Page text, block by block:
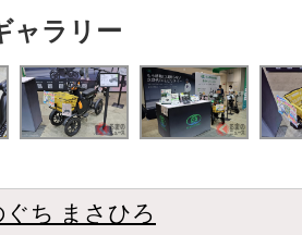
ャラリー
ぐち まさひろ